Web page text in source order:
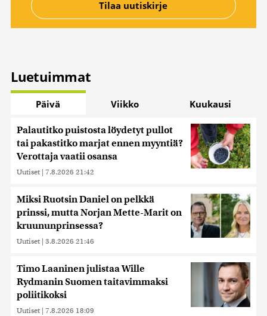
Luetuimmat
Päivä Viikko Kuukausi
Palautitko puistosta löydetyt pullot
tai pakastitko marjat ennen myyntiä?
Verottaja vaatii osansa
Uutiset | 7.8.2026 21:42
Miksi Ruotsin Daniel on pelkkä
prinssi, mutta Norjan Mette-Marit on
kruununprinsessa?
Uutiset | 3.8.2026 21:46
Timo Laaninen julistaa Wille
Rydmanin Suomen taitavimmaksi
poliitikoksi
Uutiset | 7.8.2026 18:09